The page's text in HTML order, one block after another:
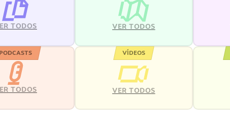
TODOS VER TODOS
PODCASTS
TODOS
VÍDEOS
VER TODOS